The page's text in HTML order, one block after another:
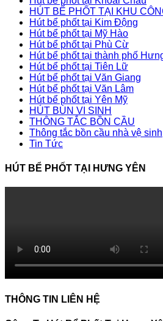
HÚT BỂ PHỐT TẠI KHU
Hút bể phốt tại Kim Động
Hút bể phốt tại Mỹ Hào
Hút bể phốt tại Phù Cừ
Hút bể phốt tại thành phố
Hút bể phốt tại Tiên Lữ
Hút bể phốt tại Văn Giang
Hút bể phốt tại Văn Lâm
Hút bể phốt tại Yên Mỹ
HÚT BÙN VI SINH
THÔNG TẮC BỒN CẦU
Thông tắc bồn cầu nhà vệ sinh
Tin Tức
HÚT BỂ PHỐT TẠI HƯNG YÊN
THÔNG TIN LIÊN HỆ